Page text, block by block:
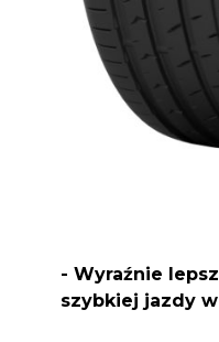
- Wyraźnie
szybkiej jazdy